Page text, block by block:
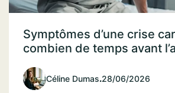
Symptômes d’une crise
combien de temps avant
Céline Dumas.28/06/2026